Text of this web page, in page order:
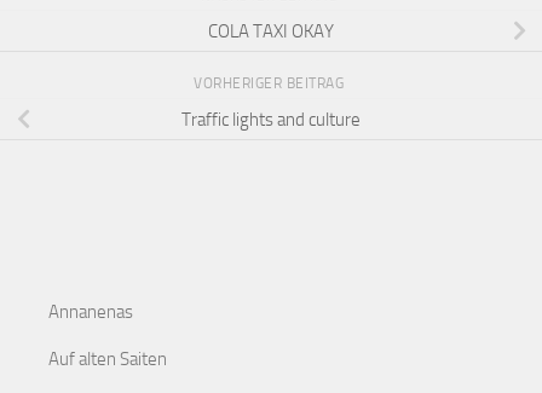
COLA TAXI OKAY
VORHERIGER BEITRAG
Traffic lights and culture
Annanenas
Auf alten Saiten